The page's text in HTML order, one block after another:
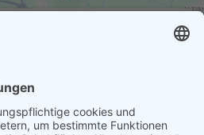
Zustimmung, um den
Service zu laden!
eines Drittanbieters, um
Dieser Service kann Daten zu
Bitte lesen Sie die Details